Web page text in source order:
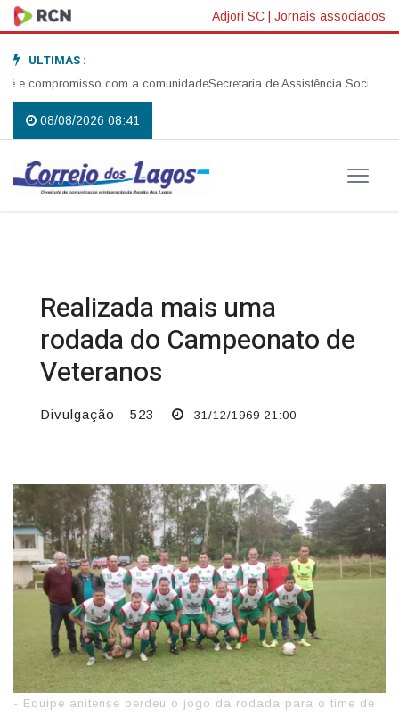
Adjori SC | Jornais associados
ULTIMAS :
com a comunidadeSecretaria de Assistência Social
08/08/2026 08:41
Realizada mais uma
rodada do Campeonato de
Veteranos
Divulgação - 523 31/12/1969 21:00
- Equipe anitense perdeu o jogo da rodada para o time de